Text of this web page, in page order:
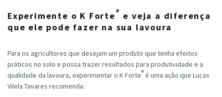
Experimente o K Forte® e veja a diferença
que ele pode fazer na sua lavoura
Para os agricultores que desejam um produto que tenha efeitos
práticos no solo e possa trazer resultados para produtividade e a
qualidade da lavoura, experimentar o K Forte® é uma ação que Lucas
Vilela Tavares recomenda: